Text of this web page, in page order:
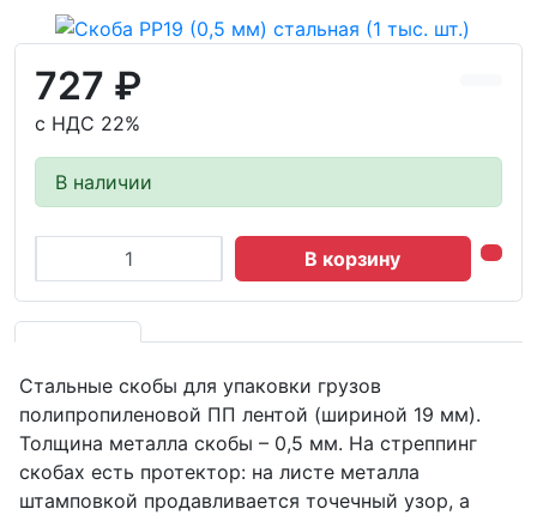
727 ₽
с НДС 22%
В наличии
В корзину
Стальные скобы для упаковки грузов
полипропиленовой ПП лентой (шириной 19 мм).
Толщина металла скобы – 0,5 мм. На стреппинг
скобах есть протектор: на листе металла
штамповкой продавливается точечный узор, а